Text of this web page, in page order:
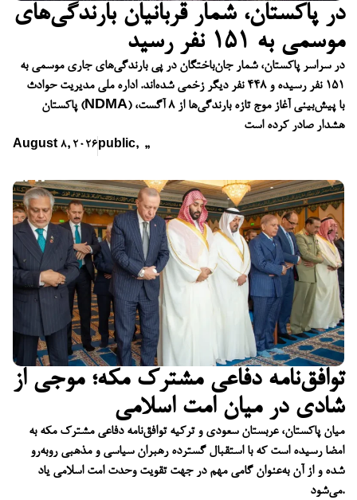
در پاکستان، شمار قربانیان بارندگی‌های
موسمی به ۱۵۱ نفر رسید
در سراسر پاکستان، شمار جان‌باختگان در پی بارندگی‌های جاری موسمی به
۱۵۱ نفر رسیده و ۴۴۸ نفر دیگر زخمی شده‌اند. اداره ملی مدیریت حوادث
پاکستان (NDMA) با پیش‌بینی آغاز موج تازه بارندگی‌ها از ۸ آگست،
هشدار صادر کرده است
August 8, 2026 public, ,,
توافق‌نامه دفاعی مشترک مکه؛ موجی از
شادی در میان امت اسلامی
میان پاکستان، عربستان سعودی و ترکیه توافق‌نامه دفاعی مشترک مکه به
امضا رسیده است که با استقبال گسترده رهبران سیاسی و مذهبی روبه‌رو
شده و از آن به‌عنوان گامی مهم در جهت تقویت وحدت امت اسلامی یاد
می‌شود.